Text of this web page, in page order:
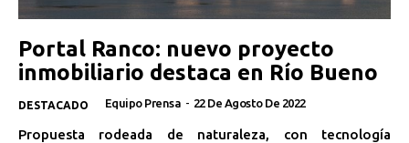
Portal Ranco: nuevo proyecto
inmobiliario destaca en Río Bueno
DESTACADO Equipo Prensa - 22 De Agosto De 2022
Propuesta rodeada de naturaleza, con tecnología